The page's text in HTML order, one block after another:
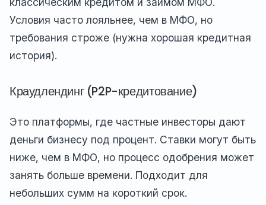
Условия часто лояльнее, чем в МФО, но
требования строже (нужна хорошая кредитная
история).
Краудлендинг (P2P-кредитование)
Это платформы, где частные инвесторы дают
деньги бизнесу под процент. Ставки могут быть
ниже, чем в МФО, но процесс одобрения может
занять больше времени. Подходит для
небольших сумм на короткий срок.